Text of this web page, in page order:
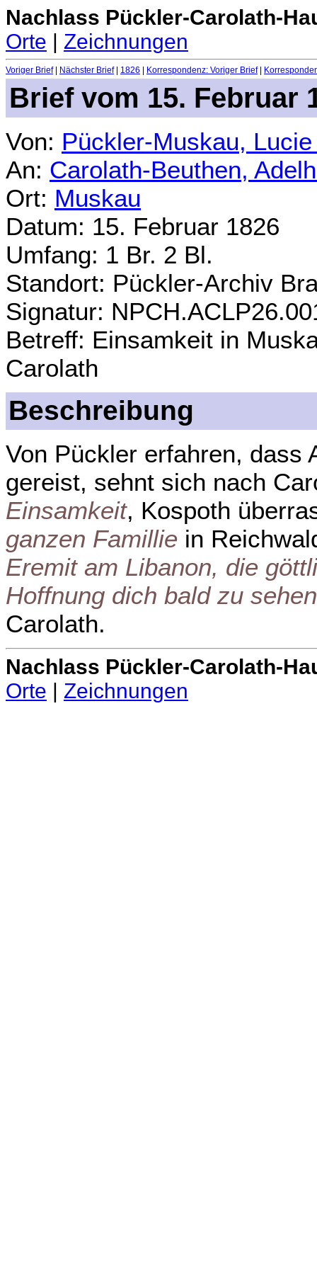
Nachlass Pückler-Carolath-
Orte | Zeichnungen
Voriger Brief| Nächster Brief| 1826 Korrespondenz: Voriger Brief|
Brief vom 15. Februar
Von: Pückler-Muskau,
An: Carolath-Beuthen,
Ort: Muskau
Datum: 15. Februar 1826
Umfang: 1 Br. 2 Bl.
Standort: Pückler-Archiv
Signatur:
Betreff: Einsamkeit in
Carolath
Beschreibung
Von Pückler erfahren, dass
gereist, sehnt sich nach
Einsamkeit, Kospoth
ganzen Famillie in
Eremit am Libanon, die
Hoffnung dich bald zu
Carolath.
Nachlass Pückler-Carolath-
Orte | Zeichnungen